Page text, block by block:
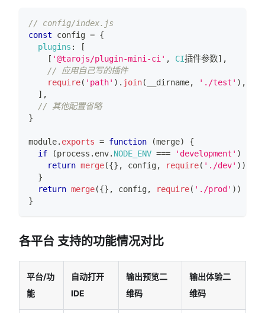
// config/index.js
const config = {
plugins :
[
[ '@tarojs/plugin-mini-ci' , CI插件参数] ,
// 应用自己写的插件
require( 'path' ) . join( __dirname, './test' ) ,
] ,
// 其他配置省略
}
module. exports = function (merge)
{
if
(process . env. NODE_ENV === 'development' )
return merge({} , config, require( './dev' ) )
}
return merge({} , config, require( './prod' ) )
}
各平台 支持的功能情况对比
平台/功
能
自动打开
IDE
输出预览二
维码
输出体验二
维码